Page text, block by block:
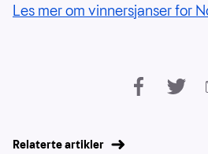
Les mer om vinnersjanser for
Relaterte artikler